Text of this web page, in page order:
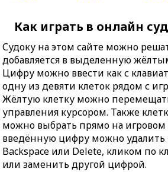
Как играть в онлайн
Судоку на этом сайте можно
добавляется в выделенную
Цифру можно ввести как с
одну из девяти клеток рядом с
Жёлтую клетку можно
управления курсором. Также
можно выбрать прямо на
введённую цифру можно
Backspace или Delete, кликом по
или заменить другой цифрой.